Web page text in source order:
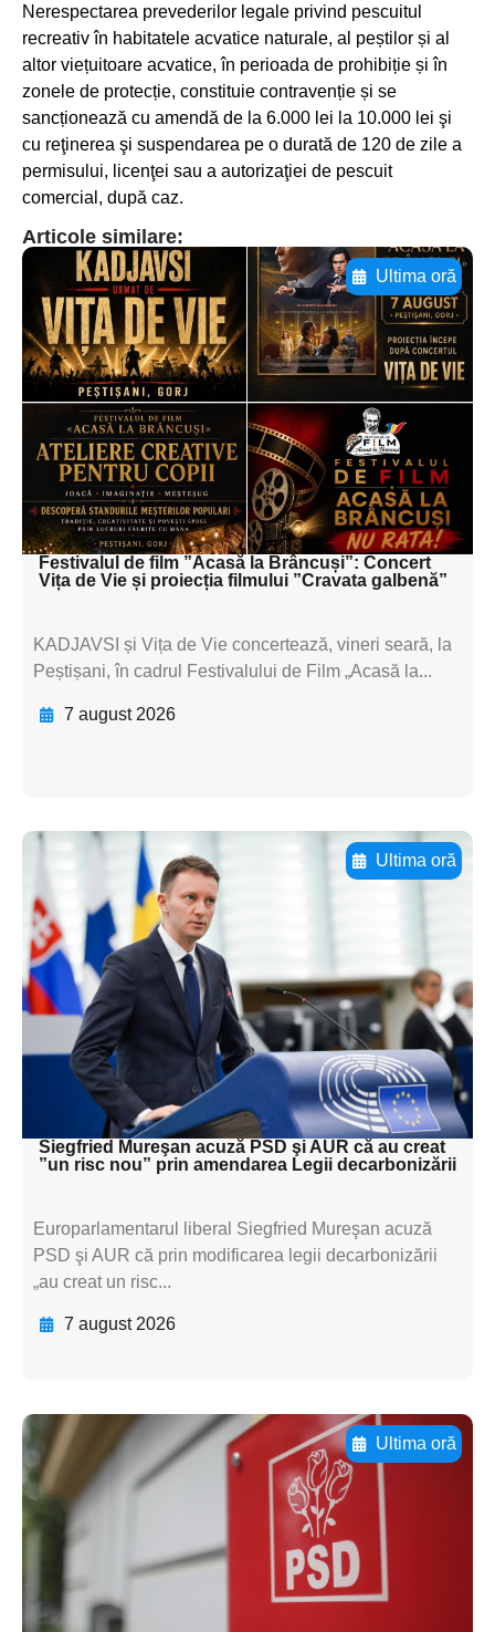
Nerespectarea prevederilor legale privind pescuitul
recreativ în habitatele acvatice naturale, al peștilor și al
altor viețuitoare acvatice, în perioada de prohibiție și în
zonele de protecție, constituie contravenție și se
sancționează cu amendă de la 6.000 lei la 10.000 lei şi
cu reţinerea şi suspendarea pe o durată de 120 de zile a
permisului, licenţei sau a autorizaţiei de pescuit
comercial, după caz.
Articole similare:
Ultima oră
Adaugă aici textul pentru
subtitluAdaugă aici
textul pentru
subtitluAdaugă aici
textul pentru
subtitluAdaugă aici
textul pentru subti
Festivalul de film ”Acasă la Brâncuși”: Concert
Vița de Vie și proiecția filmului ”Cravata galbenă”
KADJAVSI și Vița de Vie concertează, vineri seară, la
Peștișani, în cadrul Festivalului de Film „Acasă la...
7 august 2026
Ultima oră
Adaugă aici textul pentru
subtitluAdaugă aici
textul pentru
subtitluAdaugă aici
textul pentru
subtitluAdaugă aici
textul pentru subti
Siegfried Mureşan acuză PSD şi AUR că au creat
”un risc nou” prin amendarea Legii decarbonizării
Europarlamentarul liberal Siegfried Mureşan acuză
PSD şi AUR că prin modificarea legii decarbonizării
„au creat un risc...
7 august 2026
Ultima oră
Adaugă aici textul pentru
subtitluAdaugă aici
textul pentru
subtitluAdaugă aici
textul pentru